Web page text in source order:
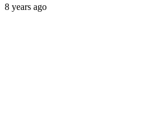
8 years ago